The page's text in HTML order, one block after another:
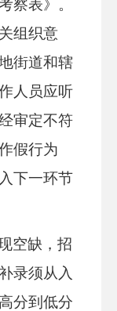
察表》。
组织意
街道和辖
人员应听
审定不符
假行为
下一环节
空缺，招
录须从入
分到低分